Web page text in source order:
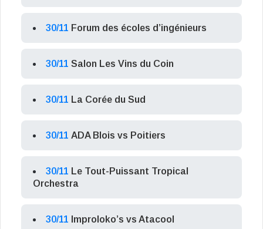
30/11 Forum des écoles d’ingénieurs
30/11 Salon Les Vins du Coin
30/11 La Corée du Sud
30/11 ADA Blois vs Poitiers
30/11 Le Tout-Puissant Tropical
Orchestra
30/11 Improloko’s vs Atacool